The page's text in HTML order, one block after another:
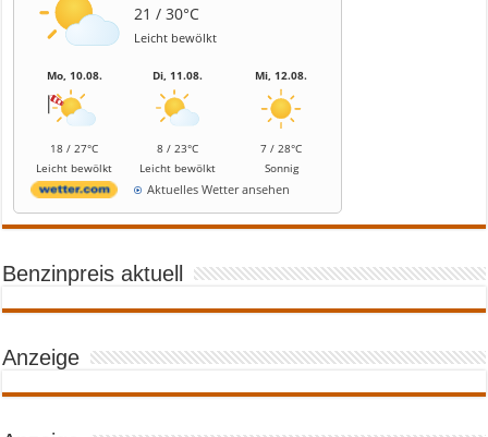
21 / 30°C
Leicht bewölkt
Mo, 10.08.
18 / 27°C
Leicht bewölkt
Di, 11.08.
8 / 23°C
Leicht bewölkt
Mi, 12.08.
7 / 28°C
Sonnig
Aktuelles Wetter ansehen
Benzinpreis aktuell
Anzeige